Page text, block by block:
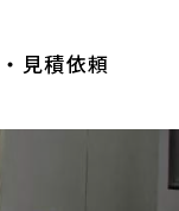
見積依頼